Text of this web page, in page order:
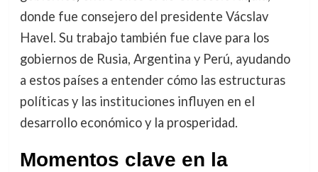
donde fue consejero del presidente Vácslav
Havel. Su trabajo también fue clave para los
gobiernos de Rusia, Argentina y Perú, ayudando
a estos países a entender cómo las estructuras
políticas y las instituciones influyen en el
desarrollo económico y la prosperidad.
Momentos clave en la